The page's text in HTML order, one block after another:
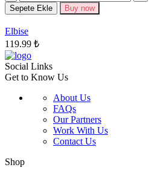
Seçenekler
Sepete Ekle Buy now
Elbise
119.99 ₺
Social Links
Get to Know Us
About Us
FAQs
Our Partners
Work With Us
Contact Us
Shop